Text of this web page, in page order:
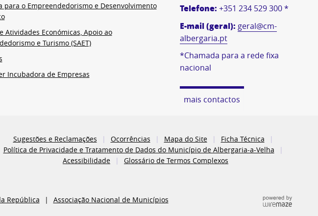
para o Empreendedorismo e Desenvolvimento
Atividades Económicas, Apoio ao
e Turismo (SAET)
Incubadora de Empresas
Telefone: +351 234 529 300 *
E-mail (geral): geral@cm-
albergaria.pt
*Chamada para a rede fixa
nacional
mais contactos
Sugestões e Reclamações Ocorrências Mapa do Site
Ficha Técnica
Política de Privacidade e Tratamento de Dados do Município de Albergaria-a-Velha
Acessibilidade
Glossário de Termos Complexos
República Associação Nacional de Municípios